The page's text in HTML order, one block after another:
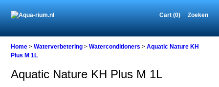
Cart (0) Zoeken
Home
Waterverbetering
Home >Waterverbetering >Waterconditioners >Aquatic Nature KH
Plus M 1L
Aquatic Nature KH Plus M 1L